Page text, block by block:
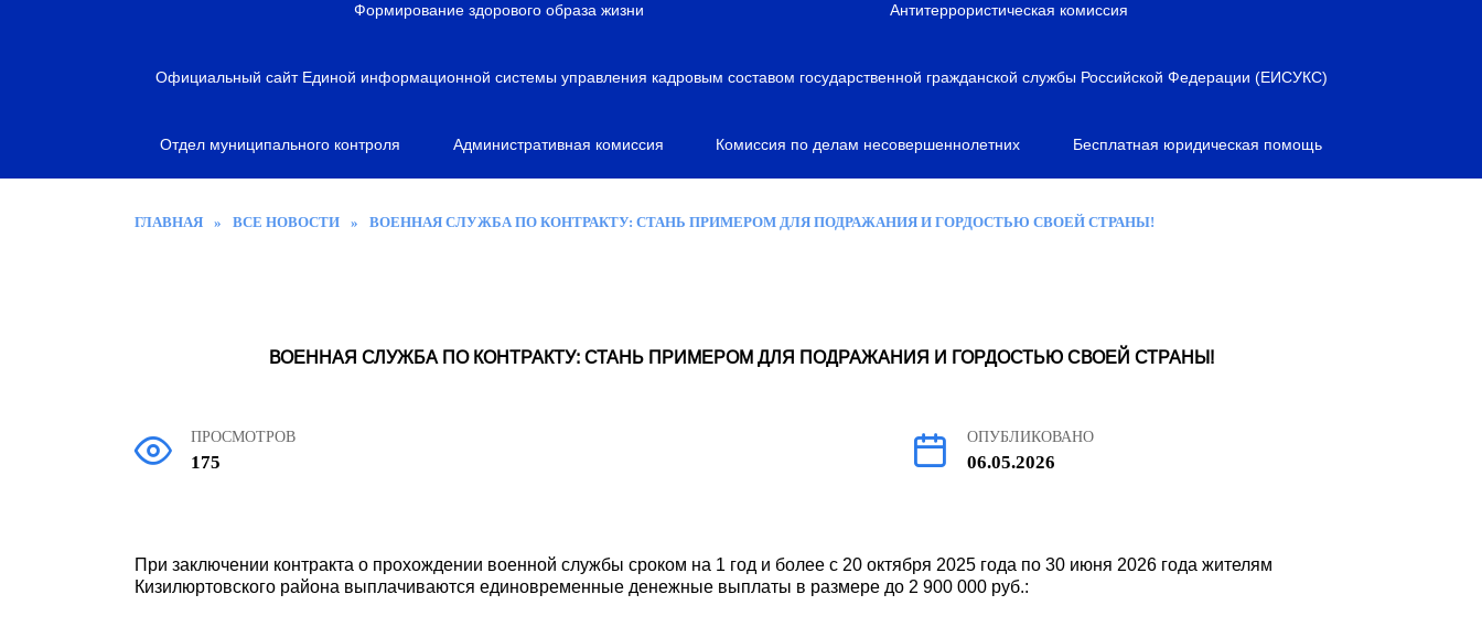
Формирование здорового образа жизни Антитеррористическая комиссия
Официальный сайт Единой информационной системы управления кадровым составом государственной гражданской службы Российской Федерации (ЕИСУКС)
Отдел муниципального контроля Административная комиссия Комиссия по делам несовершеннолетних Бесплатная юридическая помощь
ГЛАВНАЯ » ВСЕ НОВОСТИ » ВОЕННАЯ СЛУЖБА ПО КОНТРАКТУ: СТАНЬ ПРИМЕРОМ ДЛЯ ПОДРАЖАНИЯ И ГОРДОСТЬЮ СВОЕЙ СТРАНЫ!
ВОЕННАЯ СЛУЖБА ПО КОНТРАКТУ: СТАНЬ ПРИМЕРОМ ДЛЯ ПОДРАЖАНИЯ И ГОРДОСТЬЮ СВОЕЙ СТРАНЫ!
ПРОСМОТРОВ
175
ОПУБЛИКОВАНО
06.05.2026
При заключении контракта о прохождении военной службы сроком на 1 год и более с 20 октября 2025 года по 30 июня 2026 года жителям
Кизилюртовского района выплачиваются единовременные денежные выплаты в размере до 2 900 000 руб.: